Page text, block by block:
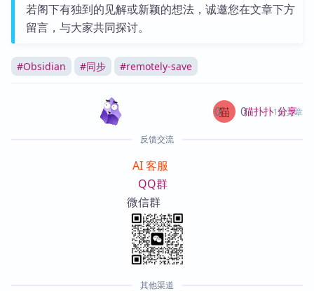
若阁下有独到的见解或新颖的想法，诚邀您在文章下方
留言，与大家共同探讨。
#Obsidian #同步 #remotely-save
猫扑扑1篇文章
0 0 分享
反馈交流
AI 客服
QQ群
微信群
其他渠道